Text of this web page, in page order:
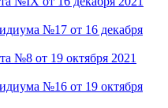
№17 от 16 декабря
№8 от 19 октября 2021
№16 от 19 октября